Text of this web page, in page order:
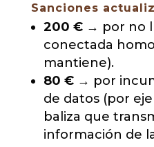
Sanciones
200 €→ por no
conectada
mantiene).
80 €→ por
de datos (por
baliza que
información de